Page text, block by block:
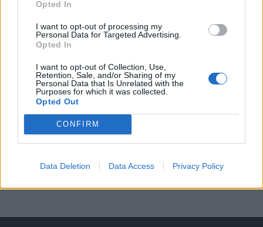
Opted In
I want to opt-out of processing my
Personal Data for Targeted Advertising.
Opted In
I want to opt-out of Collection, Use,
Retention, Sale, and/or Sharing of my
Personal Data that Is Unrelated with the
Purposes for which it was collected.
Opted Out
CONFIRM
Data Deletion Data Access Privacy Policy
regisztrációhoz kötött.
Az előfizetés a következőket tartalmazza:
Portfolio.hu teljes cikkarchívum
kötéslistái
MÁR ELŐFIZETŐNK VAGY?BEJELENTKEZÉS